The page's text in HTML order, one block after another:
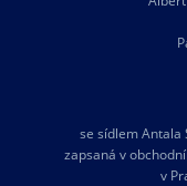
se sídlem Antala
zapsaná v
v